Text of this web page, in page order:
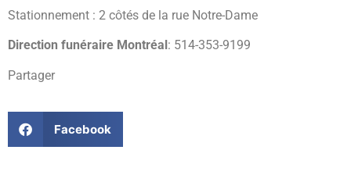
Stationnement : 2 côtés de la rue Notre-Dame
Direction funéraire Montréal : 514-353-9199
Partager
Facebook